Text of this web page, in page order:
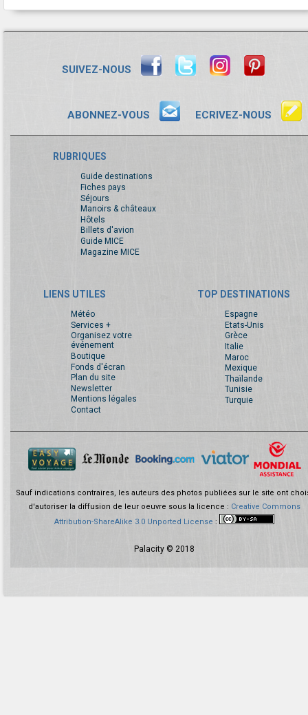
SUIVEZ-NOUS
ABONNEZ-VOUS ECRIVEZ-NOUS
RUBRIQUES
Guide destinations
Fiches pays
Séjours
Manoirs & châteaux
Hôtels
Billets d'avion
Guide MICE
Magazine MICE
LIENS UTILES
Météo
Services +
Organisez votre
événement
Boutique
Fonds d'écran
Plan du site
Newsletter
Mentions légales
Contact
TOP DESTINATIONS
Espagne
Etats-Unis
Grèce
Italie
Maroc
Mexique
Thaïlande
Tunisie
Turquie
Sauf indications contraires, les auteurs des photos publiées sur le site ont
d'autoriser la diffusion de leur oeuvre sous la licence : Creative Commons
Attribution-ShareAlike 3.0 Unported License :
Palacity © 2018